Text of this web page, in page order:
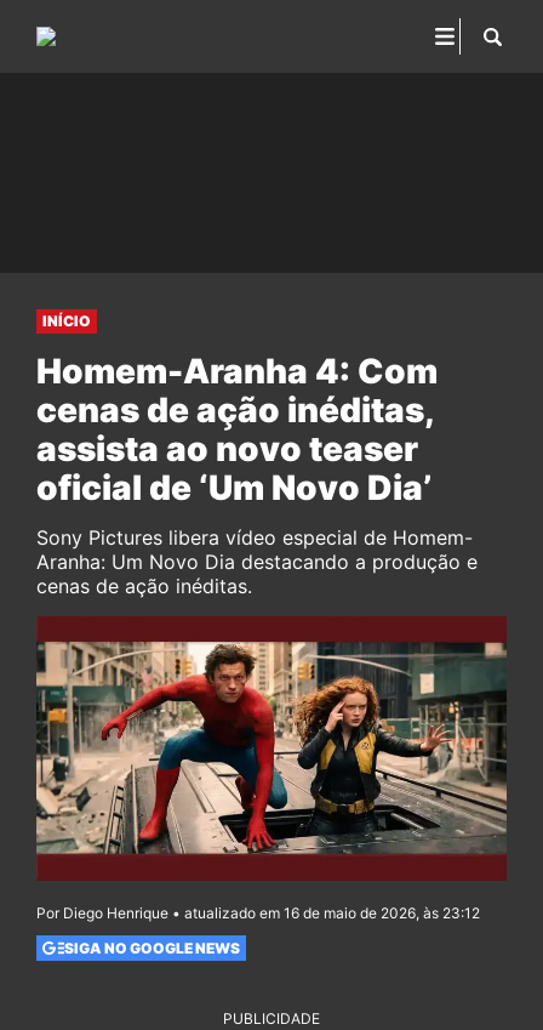
INÍCIO
Homem-Aranha 4: Com
cenas de ação inéditas,
assista ao novo teaser
oficial de ‘Um Novo Dia’
Sony Pictures libera vídeo especial de Homem-
Aranha: Um Novo Dia destacando a produção e
cenas de ação inéditas.
Por Diego Henrique • atualizado em 16 de maio de 2026, às 23:12
SIGA NO GOOGLE NEWS
PUBLICIDADE